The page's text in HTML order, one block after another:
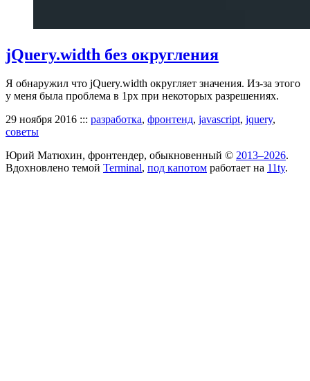
jQuery.width без округления
Я обнаружил что jQuery.width округляет значения. Из-за этого
у меня была проблема в 1px при некоторых разрешениях.
29 ноября 2016 ::: разработка, фронтенд, javascript, jquery,
советы
Юрий Матюхин, фронтендер, обыкновенный © 2013–2026.
Вдохновлено темой Terminal, под капотом работает на 11ty.